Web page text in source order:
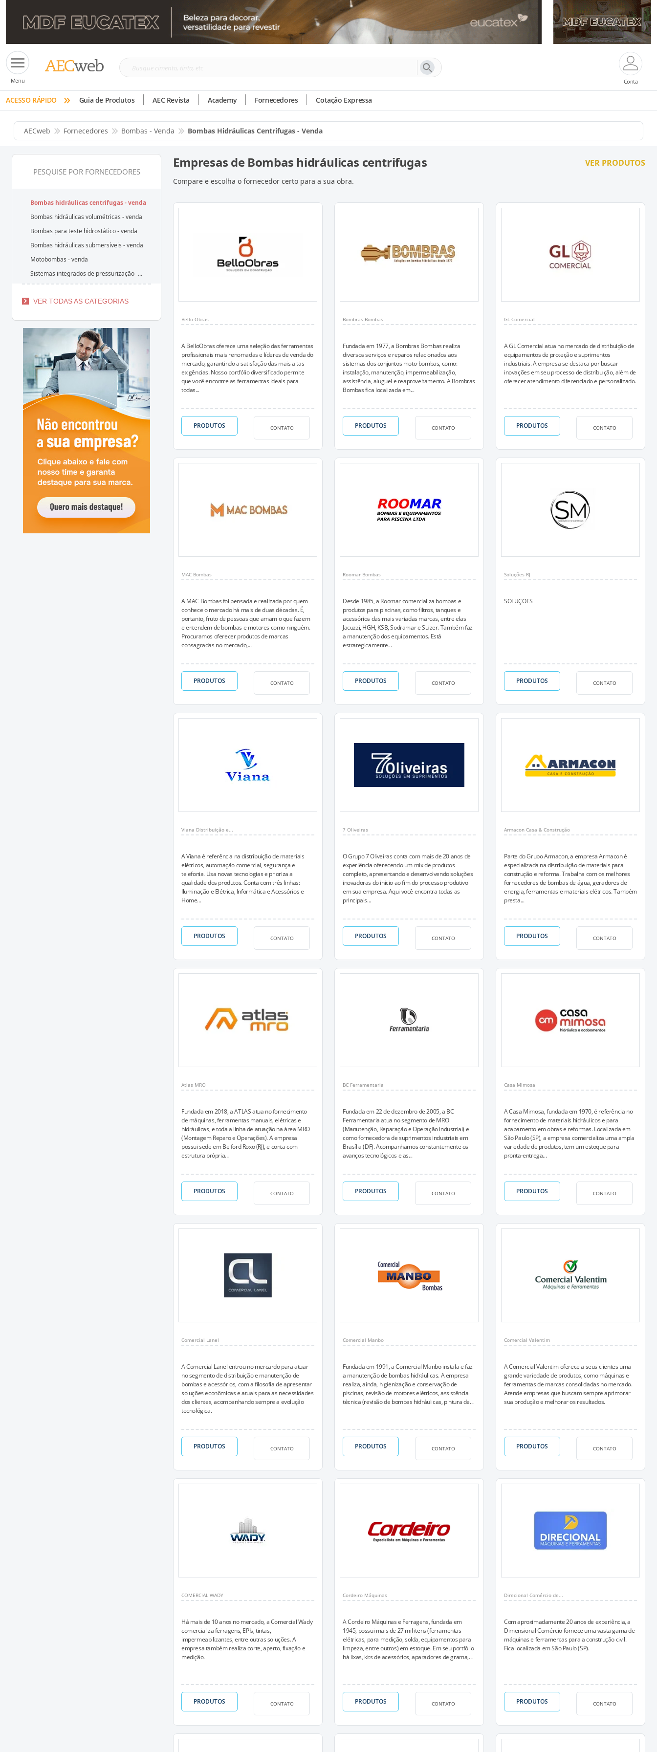
Menu
Busque
tinta,
etc
Conta
ACESSO RÁPIDO » Guia de Produtos AEC Revista Academy Fornecedores Cotação Expressa
AECweb Fornecedores Bombas - Venda Bombas Hidráulicas Centrifugas - Venda
PESQUISE POR FORNECEDORES
Bombas hidráulicas centrifugas - venda
Bombas hidráulicas volumétricas - venda
Bombas para teste hidrostático - venda
Bombas hidráulicas submersíveis - venda
Motobombas - venda
Sistemas integrados de pressurização -...
VER TODAS AS CATEGORIAS
Empresas de Bombas hidráulicas centrifugas
Compare e escolha o fornecedor certo para a sua obra.
VER PRODUTOS
Bello Obras
A BelloObras oferece uma seleção das ferramentas
profissionais mais renomadas e líderes de venda do
mercado, garantindo a satisfação das mais altas
exigências. Nosso portfólio diversificado permite
que você encontre as ferramentas ideais para
todas...
PRODUTOS CONTATO
Bombras Bombas
Fundada em 1977, a Bombras Bombas realiza
diversos serviços e reparos relacionados aos
sistemas dos conjuntos moto-bombas, como:
instalação, manutenção, impermeabilização,
assistência, aluguel e reaproveitamento. A Bombras
Bombas fica localizada em...
PRODUTOS CONTATO
GL Comercial
A GL Comercial atua no mercado de distribuição de
equipamentos de proteção e suprimentos
industriais. A empresa se destaca por buscar
inovações em seu processo de distribuição, além de
oferecer atendimento diferenciado e personalizado.
PRODUTOS CONTATO
MAC Bombas
A MAC Bombas foi pensada e realizada por quem
conhece o mercado há mais de duas décadas. É,
portanto, fruto de pessoas que amam o que fazem
e entendem de bombas e motores como ninguém.
Procuramos oferecer produtos de marcas
consagradas no mercado,...
PRODUTOS CONTATO
Roomar Bombas
Desde 1985, a Roomar comercializa bombas e
produtos para piscinas, como filtros, tanques e
acessórios das mais variadas marcas, entre elas
Jacuzzi, HGH, KSB, Sodramar e Sulzer. Também faz
a manutenção dos equipamentos. Está
estrategicamente...
PRODUTOS CONTATO
Soluções RJ
SOLUÇOES
PRODUTOS CONTATO
Viana Distribuição e...
A Viana é referência na distribuição de materiais
elétricos, automação comercial, segurança e
telefonia. Usa novas tecnologias e prioriza a
qualidade dos produtos. Conta com três linhas:
Iluminação e Elétrica, Informática e Acessórios e
Home...
PRODUTOS CONTATO
7 Oliveiras
O Grupo 7 Oliveiras conta com mais de 20 anos de
experiência oferecendo um mix de produtos
completo, apresentando e desenvolvendo soluções
inovadoras do início ao fim do processo produtivo
em sua empresa. Aqui você encontra todas as
principais...
PRODUTOS CONTATO
Armacon Casa & Construção
Parte do Grupo Armacon, a empresa Armacon é
especializada na distribuição de materiais para
construção e reforma. Trabalha com os melhores
fornecedores de bombas de água, geradores de
energia, ferramentas e materiais elétricos. Também
presta...
PRODUTOS CONTATO
Atlas MRO
Fundada em 2018, a ATLAS atua no fornecimento
de máquinas, ferramentas manuais, elétricas e
hidráulicas, e toda a linha de atuação na área MRO
(Montagem Reparo e Operações). A empresa
possui sede em Belford Roxo (RJ), e conta com
estrutura própria...
PRODUTOS CONTATO
BC Ferramentaria
Fundada em 22 de dezembro de 2005, a BC
Ferramentaria atua no segmento de MRO
(Manutenção, Reparação e Operação industrial) e
como fornecedora de suprimentos industriais em
Brasília (DF). Acompanhamos constantemente os
avanços tecnológicos e as...
PRODUTOS CONTATO
Casa Mimosa
A Casa Mimosa, fundada em 1970, é referência no
fornecimento de materiais hidráulicos e para
acabamento em obras e reformas. Localizada em
São Paulo (SP), a empresa comercializa uma ampla
variedade de produtos, tem um estoque para
pronta-entrega...
PRODUTOS CONTATO
Comercial Lanel
A Comercial Lanel entrou no mercardo para atuar
no segmento de distribuição e manutenção de
bombas e acessórios, com a filosofia de apresentar
soluções econômicas e atuais para as necessidades
dos clientes, acompanhando sempre a evolução
tecnológica.
PRODUTOS CONTATO
Comercial Manbo
Fundada em 1991, a Comercial Manbo instala e faz
a manutenção de bombas hidráulicas. A empresa
realiza, ainda, higienização e conservação de
piscinas, revisão de motores elétricos, assistência
técnica (revisão de bombas hidráulicas, pintura de...
PRODUTOS CONTATO
Comercial Valentim
A Comercial Valentim oferece a seus clientes uma
grande variedade de produtos, como máquinas e
ferramentas de marcas consolidadas no mercado.
Atende empresas que buscam sempre aprimorar
sua produção e melhorar os resultados.
PRODUTOS CONTATO
COMERCIAL WADY
Há mais de 10 anos no mercado, a Comercial Wady
comercializa ferragens, EPIs, tintas,
impermeabilizantes, entre outras soluções. A
empresa também realiza corte, aperto, fixação e
medição.
PRODUTOS CONTATO
Cordeiro Máquinas
A Cordeiro Máquinas e Ferragens, fundada em
1945, possui mais de 27 mil itens (ferramentas
elétricas, para medição, solda, equipamentos para
limpeza, entre outros) em estoque. Em seu portfólio
há lixas, kits de acessórios, aparadores de grama,...
PRODUTOS CONTATO
Direcional Comércio de...
Com aproximadamente 20 anos de experiência, a
Dimensional Comércio fornece uma vasta gama de
máquinas e ferramentas para a construção civil.
Fica localizada em São Paulo (SP).
PRODUTOS CONTATO